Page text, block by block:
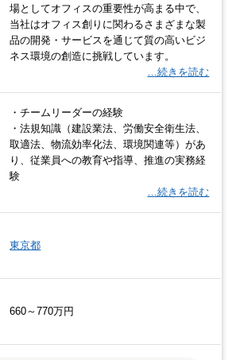
場としてオフィスの重要性が高まる中で、
当社はオフィス創りに関わるさまざまな製
品の開発・サービスを通じて質の高いビジ
ネス環境の創造に挑戦しています。
…続きを読む
・チームリーダーの経験
・法規知識（建設業法、労働安全衛生法、
取適法、物流効率化法、環境関連等）があ
り、従業員への教育や指導、推進の実務経
験
…続きを読む
東京都
660～770万円